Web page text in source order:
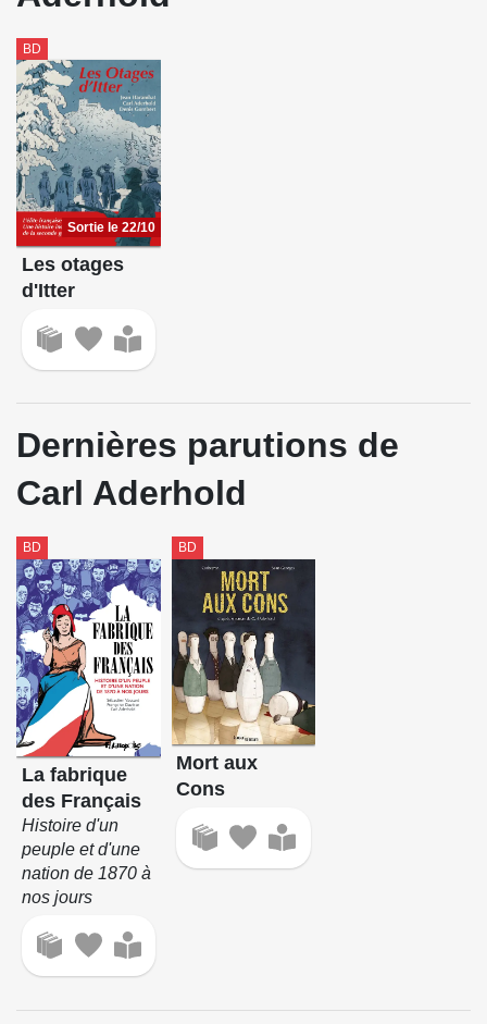
BD
Sortie le 22/10
Les otages
d'Itter
Dernières parutions de
Carl Aderhold
BD
La fabrique
des Français
Histoire d'un
peuple et d'une
nation de 1870 à
nos jours
BD
Mort aux
Cons